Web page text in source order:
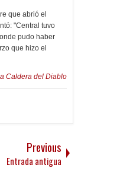
que abrió el
"Central tuvo
pudo haber
que hizo el
Caldera del Diablo
Previous
Entrada antigua